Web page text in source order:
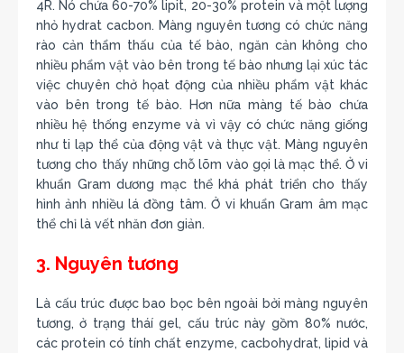
4R. Nó chứa 60-70% lipit, 20-30% protein và một lượng
nhỏ hydrat cacbon. Màng nguyên tương có chức năng
rào cản thẩm thấu của tế bào, ngăn cản không cho
nhiều phẩm vật vào bên trong tế bào nhưng lại xúc tác
việc chuyên chở họat động của nhiều phẩm vật khác
vào bên trong tế bào. Hơn nữa màng tế bào chứa
nhiều hệ thống enzyme và vì vậy có chức năng giống
như ti lạp thể của động vật và thực vật. Màng nguyên
tương cho thấy những chỗ lõm vào gọi là mạc thể. Ở vi
khuẩn Gram dương mạc thể khá phát triển cho thấy
hình ảnh nhiều lá đồng tâm. Ở vi khuẩn Gram âm mạc
thể chỉ là vết nhăn đơn giản.
3. Nguyên tương
Là cấu trúc được bao bọc bên ngoài bởi màng nguyên
tương, ở trạng tháí gel, cấu trúc này gồm 80% nước,
các protein có tính chất enzyme, cacbohydrat, lipid và